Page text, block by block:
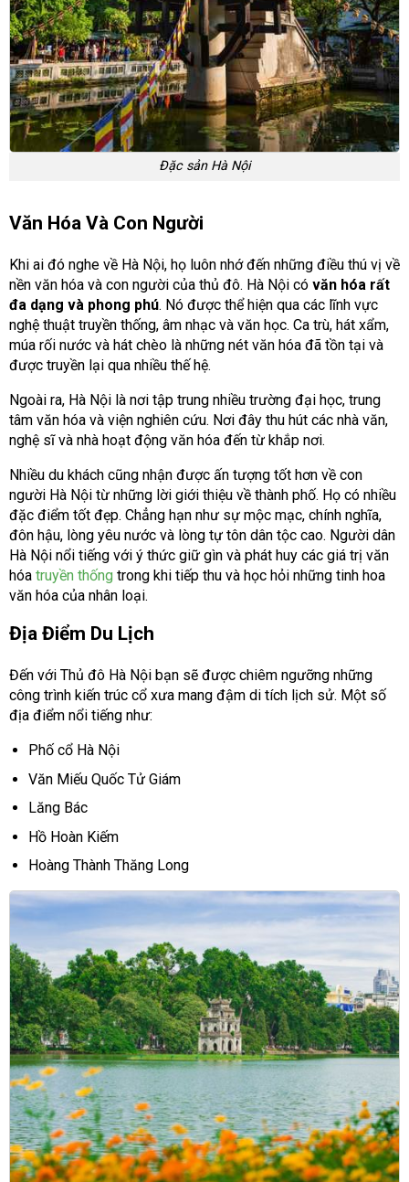
Đặc sản Hà Nội
Văn Hóa Và Con Người
Khi ai đó nghe về Hà Nội, họ luôn nhớ đến những điều thú vị về
nền văn hóa và con người của thủ đô. Hà Nội có văn hóa rất
đa dạng và phong phú. Nó được thể hiện qua các lĩnh vực
nghệ thuật truyền thống, âm nhạc và văn học. Ca trù, hát xẩm,
múa rối nước và hát chèo là những nét văn hóa đã tồn tại và
được truyền lại qua nhiều thế hệ.
Ngoài ra, Hà Nội là nơi tập trung nhiều trường đại học, trung
tâm văn hóa và viện nghiên cứu. Nơi đây thu hút các nhà văn,
nghệ sĩ và nhà hoạt động văn hóa đến từ khắp nơi.
Nhiều du khách cũng nhận được ấn tượng tốt hơn về con
người Hà Nội từ những lời giới thiệu về thành phố. Họ có nhiều
đặc điểm tốt đẹp. Chẳng hạn như sự mộc mạc, chính nghĩa,
đôn hậu, lòng yêu nước và lòng tự tôn dân tộc cao. Người dân
Hà Nội nổi tiếng với ý thức giữ gìn và phát huy các giá trị văn
hóa truyền thống trong khi tiếp thu và học hỏi những tinh hoa
văn hóa của nhân loại.
Địa Điểm Du Lịch
Đến với Thủ đô Hà Nội bạn sẽ được chiêm ngưỡng những
công trình kiến trúc cổ xưa mang đậm di tích lịch sử. Một số
địa điểm nổi tiếng như:
Phố cổ Hà Nội
Văn Miếu Quốc Tử Giám
Lăng Bác
Hồ Hoàn Kiếm
Hoàng Thành Thăng Long